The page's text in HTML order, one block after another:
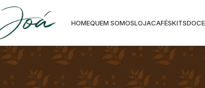
HOMEQUEM SOMOSLOJACAFÉSKITS